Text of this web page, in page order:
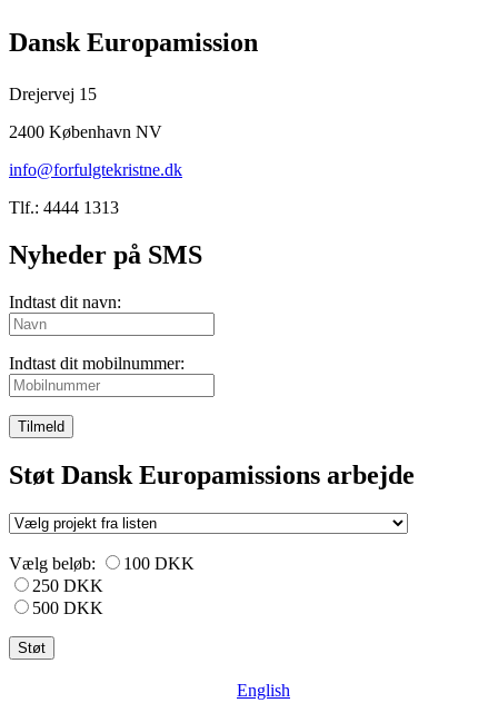
Dansk Europamission
Drejervej 15
2400 København NV
info@forfulgtekristne.dk
Tlf.: 4444 1313
Nyheder på SMS
Indtast dit navn:
Indtast dit mobilnummer:
Tilmeld
Støt Dansk Europamissions arbejde
Vælg beløb:
100 DKK
250 DKK
500 DKK
English